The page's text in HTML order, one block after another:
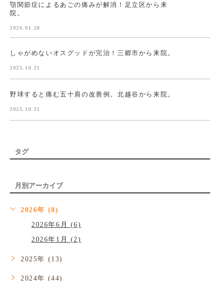
顎関節症によるあごの痛みが解消！足立区から来
院。
2026.01.28
しゃがめないオスグッドが完治！三郷市から来院。
2025.10.21
野球すると痛む五十肩の改善例。北越谷から来院。
2025.10.21
タグ
月別アーカイブ
2026年 (8)
2026年6月 (6)
2026年1月 (2)
2025年 (13)
2024年 (44)